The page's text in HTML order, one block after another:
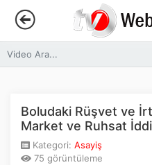
Anasayfa
Canlı Yayın
Boludaki Rüşvet ve
Market ve Ruhsat
Kategori: Asayiş
75 görüntüleme